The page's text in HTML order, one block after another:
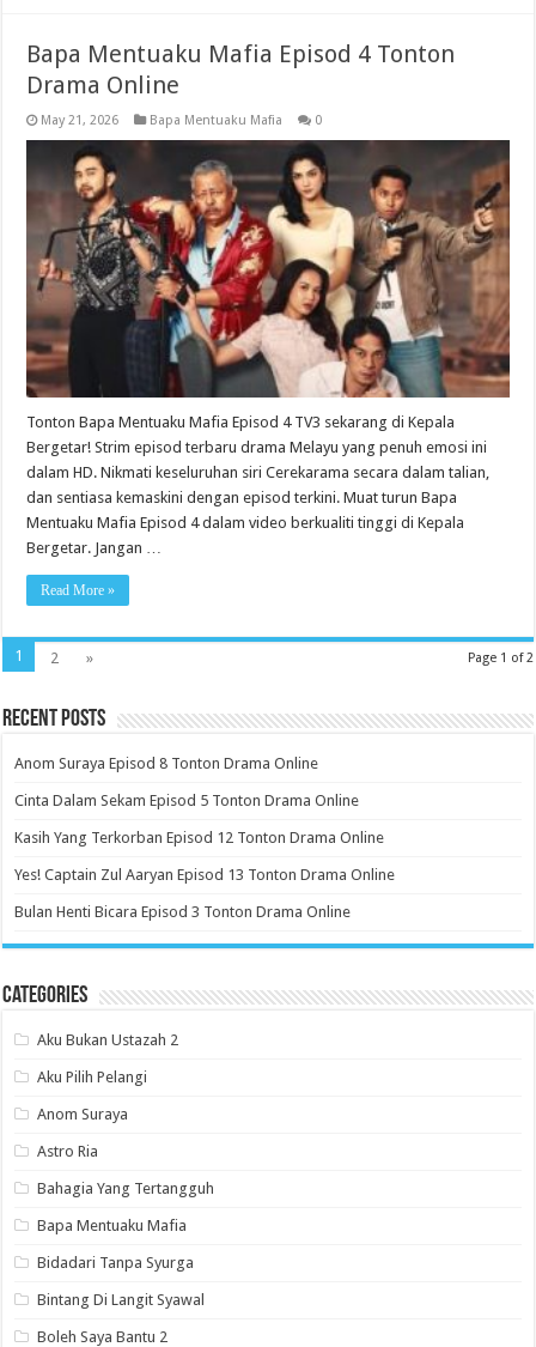
Bapa Mentuaku Mafia Episod 4 Tonton
Drama Online
May 21, 2026 Bapa Mentuaku Mafia 0
Tonton Bapa Mentuaku Mafia Episod 4 TV3 sekarang di Kepala
Bergetar! Strim episod terbaru drama Melayu yang penuh emosi ini
dalam HD. Nikmati keseluruhan siri Cerekarama secara dalam talian,
dan sentiasa kemaskini dengan episod terkini. Muat turun Bapa
Mentuaku Mafia Episod 4 dalam video berkualiti tinggi di Kepala
Bergetar. Jangan …
Read More »
Page 1 of 2
1 2 »
Recent Posts
Anom Suraya Episod 8 Tonton Drama Online
Cinta Dalam Sekam Episod 5 Tonton Drama Online
Kasih Yang Terkorban Episod 12 Tonton Drama Online
Yes! Captain Zul Aaryan Episod 13 Tonton Drama Online
Bulan Henti Bicara Episod 3 Tonton Drama Online
Categories
Aku Bukan Ustazah 2
Aku Pilih Pelangi
Anom Suraya
Astro Ria
Bahagia Yang Tertangguh
Bapa Mentuaku Mafia
Bidadari Tanpa Syurga
Bintang Di Langit Syawal
Boleh Saya Bantu 2